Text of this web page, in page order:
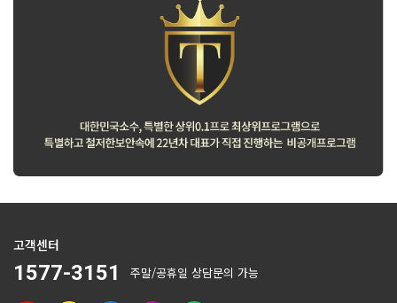
고객센터
1577-3151 주말/공휴일 상담문의 가능